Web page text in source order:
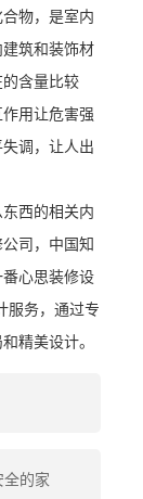
物，是室内
筑和装饰材
含量比较
用让危害强
调，让人出
西的相关内
司，中国知
心思装修设
服务，通过专
精美设计。
的家